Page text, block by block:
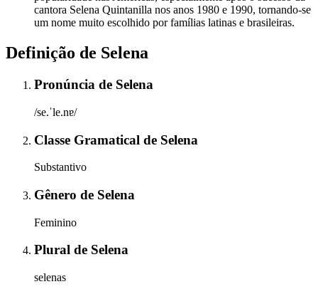
cantora Selena Quintanilla nos anos 1980 e 1990, tornando-se
um nome muito escolhido por famílias latinas e brasileiras.
Definição de Selena
Pronúncia de Selena
/se.ˈle.nɐ/
Classe Gramatical de Selena
Substantivo
Gênero de Selena
Feminino
Plural de Selena
selenas